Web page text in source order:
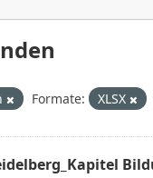
Formate: XLSX